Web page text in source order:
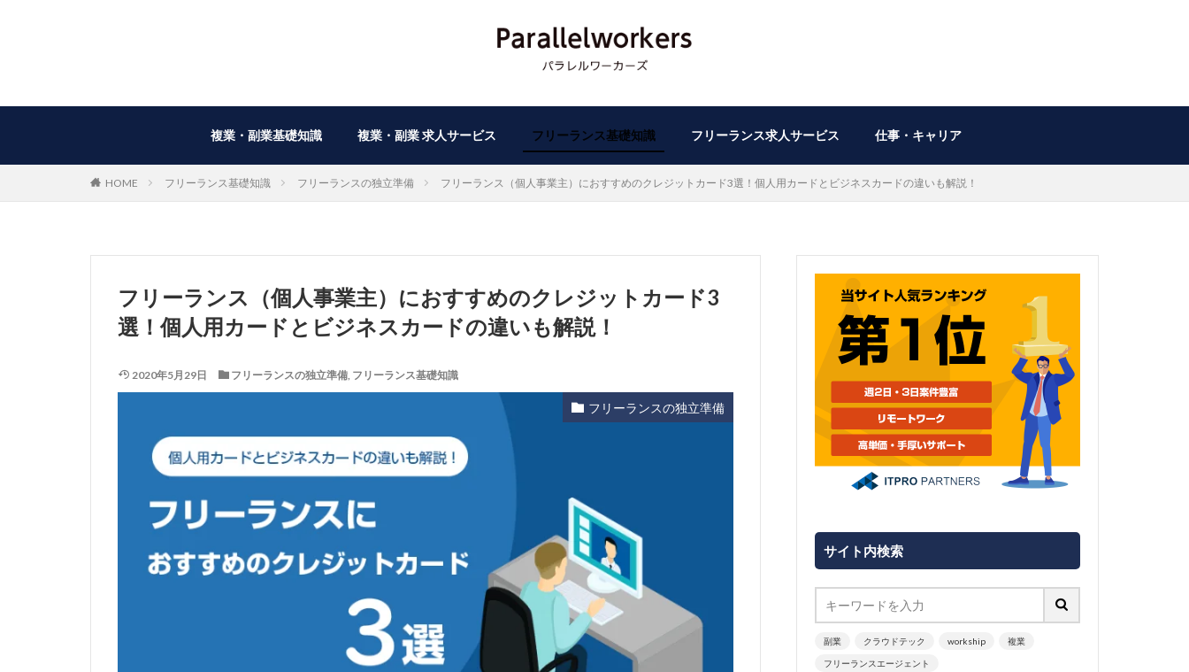
複業・副業基礎知識 複業・副業 求人サービス フリーランス基礎知識 フリーランス求人サービス 仕事・キャリア
HOME フリーランス基礎知識 フリーランスの独立準備 フリーランス（個人事業主）におすすめのクレジットカード3選！個人用カードとビジネスカードの違いも解説！
フリーランス（個人事業主）におすすめのクレジットカード3
選！個人用カードとビジネスカードの違いも解説！
2020年5月29日 フリーランスの独立準備, フリーランス基礎知識
フリーランスの独立準備
サイト内検索
副業 クラウドテック workship 複業
フリーランスエージェント